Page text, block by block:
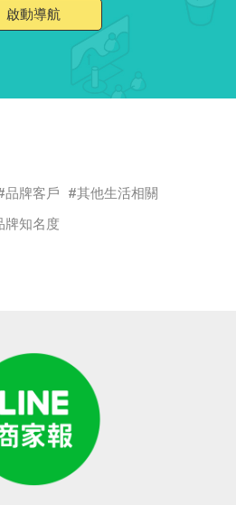
啟動導航
品牌客戶
其他生活相關
牌知名度